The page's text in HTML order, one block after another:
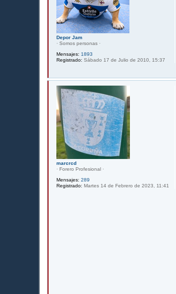
Depor Jam
· Somos personas ·
Mensajes: 1893
Registrado: Sábado 17 de Julio de 2010, 15:37
marcrcd
· Forero Profesional ·
Mensajes: 289
Registrado: Martes 14 de Febrero de 2023, 11:41